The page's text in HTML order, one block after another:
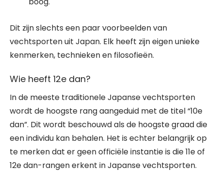
Dit zijn slechts een paar voorbeelden van
vechtsporten uit Japan. Elk heeft zijn eigen unieke
kenmerken, technieken en filosofieën.
Wie heeft 12e dan?
In de meeste traditionele Japanse vechtsporten
wordt de hoogste rang aangeduid met de titel “10e
dan”. Dit wordt beschouwd als de hoogste graad die
een individu kan behalen. Het is echter belangrijk op
te merken dat er geen officiële instantie is die 11e of
12e dan-rangen erkent in Japanse vechtsporten.